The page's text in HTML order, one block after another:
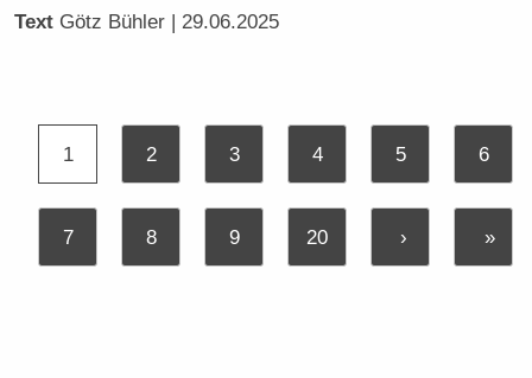
Text Götz Bühler | 29.06.2025
1 2 3 4 5 6
7 8 9 20 › »